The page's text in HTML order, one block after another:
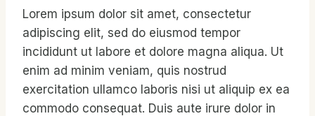
Lorem ipsum dolor sit amet, consectetur
adipiscing elit, sed do eiusmod tempor
incididunt ut labore et dolore magna aliqua. Ut
enim ad minim veniam, quis nostrud
exercitation ullamco laboris nisi ut aliquip ex ea
commodo consequat. Duis aute irure dolor in